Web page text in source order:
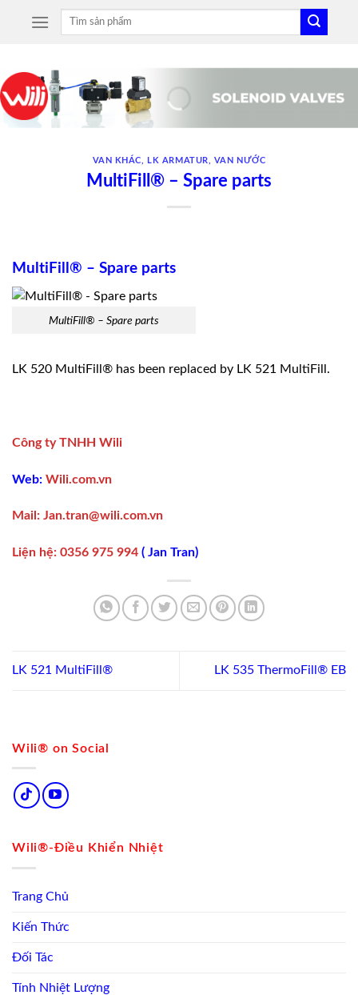
Tìm
Wili® on Social
Wili®-Điều Khiển Nhiệt
Trang Chủ
Kiến Thức
Đối Tác
Tính Nhiệt Lượng
VAN KHÁC LK ARMATUR VAN NƯỚC
MultiFill® – Spare parts
MultiFill® – Spare parts
MultiFill® – Spare parts
LK 520 MultiFill® has been replaced by LK 521 MultiFill.
Công ty TNHH Wili
Web: Wili.com.vn
Mail: Jan.tran@wili.com.vn
Liện hệ: 0356 975 994 ( Jan Tran)
LK 521 MultiFill® LK 535 ThermoFill® EB